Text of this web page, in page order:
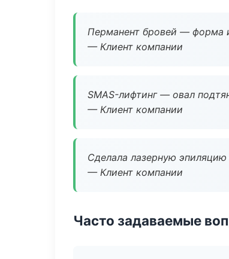
Перманент бровей — форма
— Клиент компании
SMAS-лифтинг — овал
— Клиент компании
Сделала лазерную
— Клиент компании
Часто задаваемые